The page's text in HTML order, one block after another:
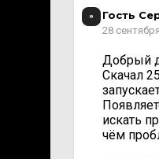
Гость
28
Добрый
Скачал
искать
чём